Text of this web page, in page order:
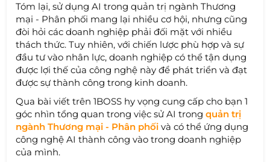
Tóm lại, sử dụng AI trong quản trị ngành Thương
mại - Phân phối mang lại nhiều cơ hội, nhưng cũng
đòi hỏi các doanh nghiệp phải đối mặt với nhiều
thách thức. Tuy nhiên, với chiến lược phù hợp và sự
đầu tư vào nhân lực, doanh nghiệp có thể tận dụng
được lợi thế của công nghệ này để phát triển và đạt
được sự thành công trong kinh doanh.
Qua bài viết trên 1BOSS hy vọng cung cấp cho bạn 1
góc nhìn tổng quan trong việc sử AI trongquản trị
ngành Thương mại - Phân phốivà có thể ứng dụng
công nghệ AI thành công vào trong doanh nghiệp
của mình.